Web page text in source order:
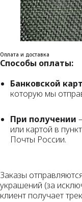
Оплата и доставка
Способы оплаты:
Банковской
которую мы
При получении
или картой в
Почты России.
Заказы
украшений (за
клиент получает